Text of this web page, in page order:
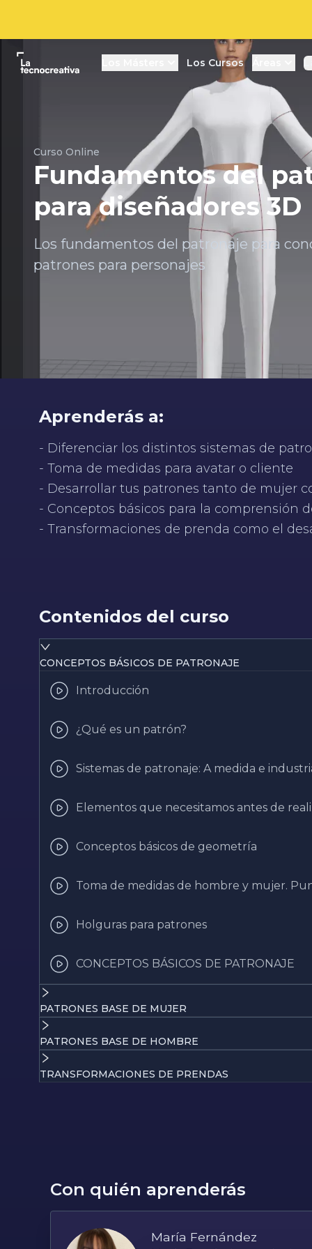
La tecnocreativa Los Cursos
Curso Online
Fundamentos del
para diseñadores 3D
Los fundamentos del patronaje para
patrones para personajes
Aprenderás a:
- Diferenciar los distintos sistemas de
- Toma de medidas para avatar o cliente
- Desarrollar tus patrones tanto de mujer
- Conceptos básicos para la comprensión
- Transformaciones de prenda como el
Contenidos del curso
CONCEPTOS BÁSICOS DE PATRONAJE
Introducción
¿Qué es un patrón?
Sistemas de patronaje: A medida e
Elementos que necesitamos antes de
Conceptos básicos de geometría
Toma de medidas de hombre y mujer.
Holguras para patrones
CONCEPTOS BÁSICOS DE PATRONAJE
PATRONES BASE DE MUJER
PATRONES BASE DE HOMBRE
TRANSFORMACIONES DE PRENDAS
Con quién aprenderás
María Fernández